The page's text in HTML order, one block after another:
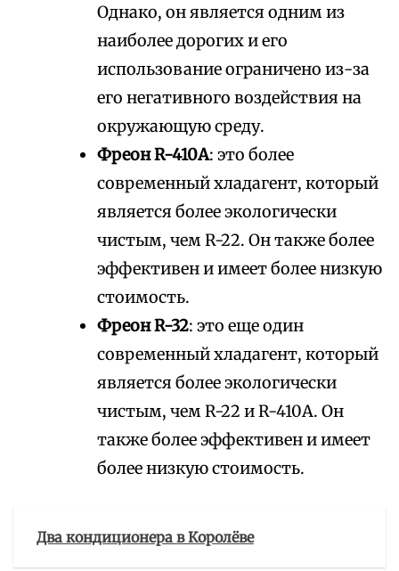
Однако, он является одним из
наиболее дорогих и его
использование ограничено из-за
его негативного воздействия на
окружающую среду.
Фреон R-410A: это более
современный хладагент, который
является более экологически
чистым, чем R-22. Он также более
эффективен и имеет более низкую
стоимость.
Фреон R-32: это еще один
современный хладагент, который
является более экологически
чистым, чем R-22 и R-410A. Он
также более эффективен и имеет
более низкую стоимость.
Два кондиционера в Королёве